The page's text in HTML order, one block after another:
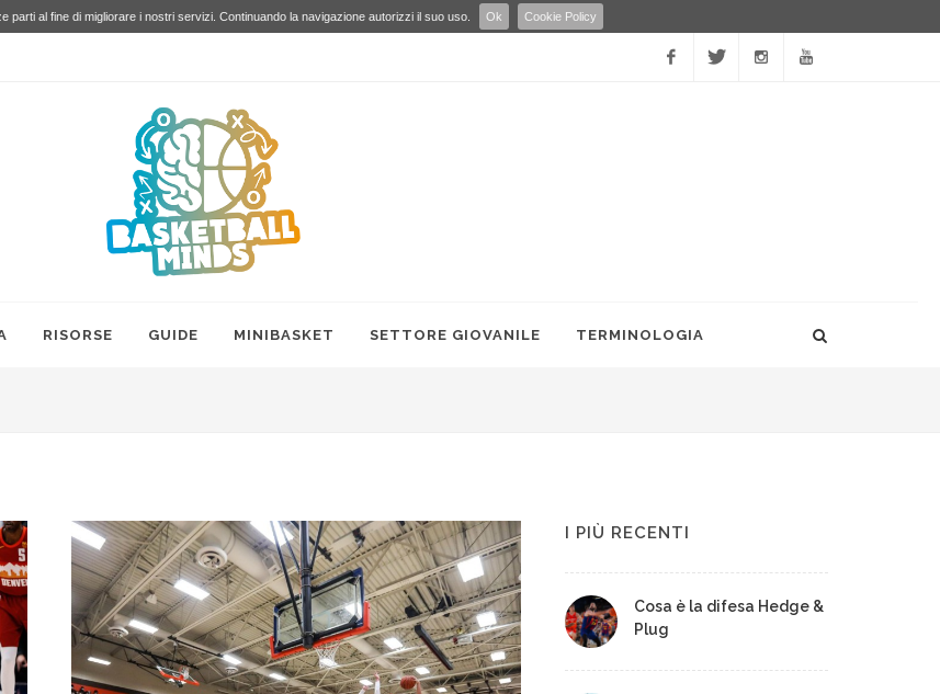
parti al fine di migliorare i nostri servizi. Continuando la navigazione autorizzi il suo uso. Ok Cookie Policy
RISORSE GUIDE MINIBASKET SETTORE GIOVANILE TERMINOLOGIA
I PIÙ RECENTI
Cosa è la difesa Hedge &
Plug